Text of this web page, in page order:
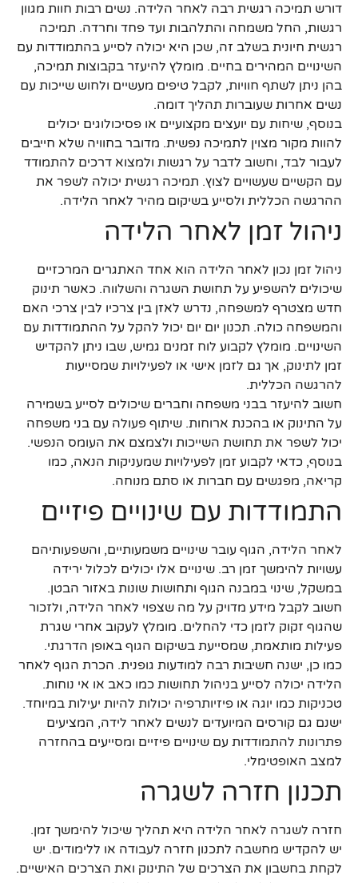
דורש תמיכה רגשית רבה לאחר הלידה. נשים רבות חוות מגוון
רגשות, החל משמחה והתלהבות ועד פחד וחרדה. תמיכה
רגשית חיונית בשלב זה, שכן היא יכולה לסייע בהתמודדות עם
השינויים המהירים בחיים. מומלץ להיעזר בקבוצות תמיכה,
בהן ניתן לשתף חוויות, לקבל טיפים מעשיים ולחוש שייכות עם
נשים אחרות שעוברות תהליך דומה.
בנוסף, שיחות עם יועצים מקצועיים או פסיכולוגים יכולים
להוות מקור מצוין לתמיכה נפשית. מדובר בחוויה שלא חייבים
לעבור לבד, וחשוב לדבר על רגשות ולמצוא דרכים להתמודד
עם הקשיים שעשויים לצוץ. תמיכה רגשית יכולה לשפר את
ההרגשה הכללית ולסייע בשיקום מהיר לאחר הלידה.
ניהול זמן לאחר הלידה
ניהול זמן נכון לאחר הלידה הוא אחד האתגרים המרכזיים
שיכולים להשפיע על תחושת השגרה והשלווה. כאשר תינוק
חדש מצטרף למשפחה, נדרש לאזן בין צרכיו לבין צרכי האם
והמשפחה כולה. תכנון יום יום יכול להקל על ההתמודדות עם
השינויים. מומלץ לקבוע לוח זמנים גמיש, שבו ניתן להקדיש
זמן לתינוק, אך גם לזמן אישי או לפעילויות שמסייעות
להרגשה הכללית.
חשוב להיעזר בבני משפחה וחברים שיכולים לסייע בשמירה
על התינוק או בהכנת ארוחות. שיתוף פעולה עם בני משפחה
יכול לשפר את תחושת השייכות ולצמצם את העומס הנפשי.
בנוסף, כדאי לקבוע זמן לפעילויות שמעניקות הנאה, כמו
קריאה, מפגשים עם חברות או סתם מנוחה.
התמודדות עם שינויים פיזיים
לאחר הלידה, הגוף עובר שינויים משמעותיים, והשפעותיהם
עשויות להימשך זמן רב. שינויים אלו יכולים לכלול ירידה
במשקל, שינוי במבנה הגוף ותחושות שונות באזור הבטן.
חשוב לקבל מידע מדויק על מה שצפוי לאחר הלידה, ולזכור
שהגוף זקוק לזמן כדי להחלים. מומלץ לעקוב אחרי שגרת
פעילות מותאמת, שמסייעת בשיקום הגוף באופן הדרגתי.
כמו כן, ישנה חשיבות רבה למודעות גופנית. הכרת הגוף לאחר
הלידה יכולה לסייע בניהול תחושות כמו כאב או אי נוחות.
טכניקות כמו יוגה או פיזיותרפיה יכולות להיות יעילות במיוחד.
ישנם גם קורסים המיועדים לנשים לאחר לידה, המציעים
פתרונות להתמודדות עם שינויים פיזיים ומסייעים בהחזרה
למצב האופטימלי.
תכנון חזרה לשגרה
חזרה לשגרה לאחר הלידה היא תהליך שיכול להימשך זמן.
יש להקדיש מחשבה לתכנון חזרה לעבודה או ללימודים. יש
לקחת בחשבון את הצרכים של התינוק ואת הצרכים האישיים.